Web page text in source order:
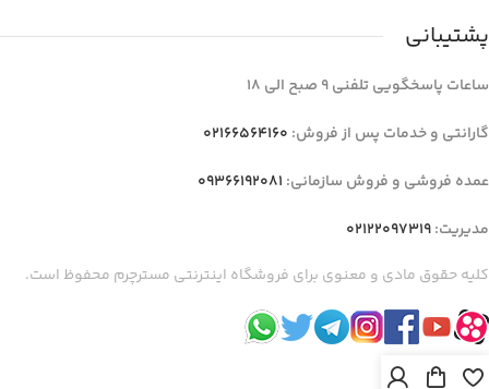
پشتیبانی
ساعات پاسخگویی تلفنی 9 صبح الی 18
گارانتی و خدمات پس از فروش: 02166564160
عمده فروشی و فروش سازمانی: 09366192081
مدیریت:02122097319
کلیه حقوق مادی و معنوی برای فروشگاه اینترنتی مسترچرم محفوظ است.